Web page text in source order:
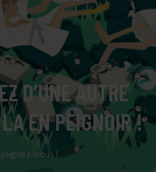
D’UNE AUTRE
EN PEIGNOIR !
nous !